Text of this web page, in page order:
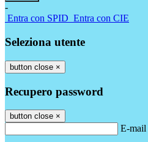
-
Entra con SPID Entra con CIE
Seleziona utente
button close ×
Recupero password
button close ×
E-mail